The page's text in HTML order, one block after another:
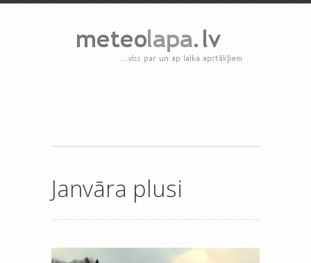
Janvāra plusi